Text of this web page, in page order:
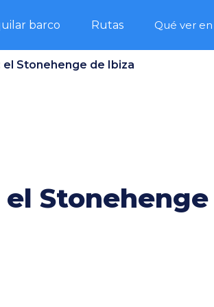
barco Rutas Qué ver
el Stonehenge de Ibiza
Stonehenge